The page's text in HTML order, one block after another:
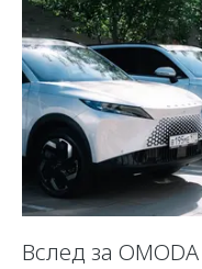
Вслед за